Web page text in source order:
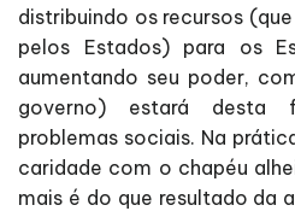
distribuindo os recursos
pelos Estados) para os
aumentando seu poder,
governo) estará desta
problemas sociais. Na
caridade com o chapéu
mais é do que resultado da